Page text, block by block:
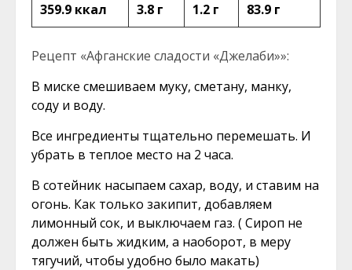
359.9 ккал
3.8 г
1.2 г
83.9 г
Рецепт «Афганские сладости «Джелаби»»:
В миске смешиваем муку, сметану, манку,
соду и воду.
Все ингредиенты тщательно перемешать. И
убрать в теплое место на 2 часа.
В сотейник насыпаем сахар, воду, и ставим на
огонь. Как только закипит, добавляем
лимонный сок, и выключаем газ. ( Сироп не
должен быть жидким, а наоборот, в меру
тягучий, чтобы удобно было макать)